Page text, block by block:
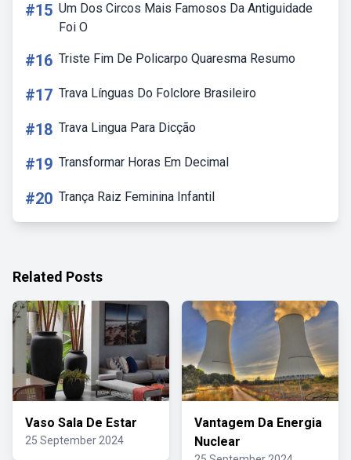
#15 Um Dos Circos Mais Famosos Da Antiguidade
Foi O
#16 Triste Fim De Policarpo Quaresma Resumo
#17 Trava Línguas Do Folclore Brasileiro
#18 Trava Lingua Para Dicção
#19 Transformar Horas Em Decimal
#20 Trança Raiz Feminina Infantil
Related Posts
Vaso Sala De Estar
25 September 2024
Vantagem Da Energia
Nuclear